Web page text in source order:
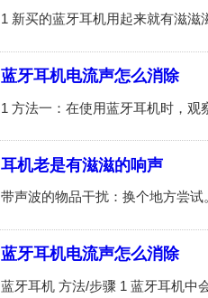
蓝牙耳机电流声怎么消除
耳机老是有滋滋的响声
蓝牙耳机电流声怎么消除